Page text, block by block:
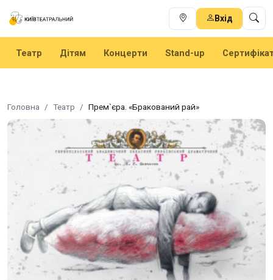
Вхід
Театр Дітям Концерти Stand-up
Головна Театр Прем`єра. «Бракований рай»